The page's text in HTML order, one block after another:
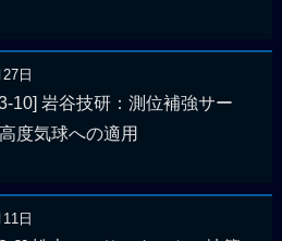
日
10] 岩谷技研：測位補強サー
度気球への適用
日